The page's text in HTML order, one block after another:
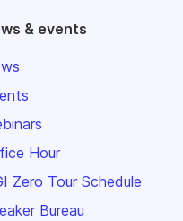
& events
Hour
Zero Tour Schedule
Bureau